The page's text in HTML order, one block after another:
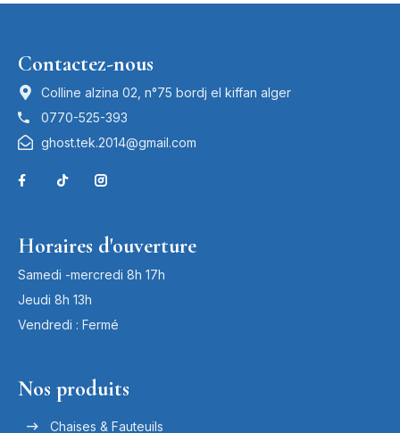
Contactez-nous
Colline alzina 02, n°75 bordj el kiffan alger
0770-525-393
ghost.tek.2014@gmail.com
Horaires d'ouverture
Samedi -mercredi 8h 17h
Jeudi 8h 13h
Vendredi : Fermé
Nos produits
Chaises & Fauteuils